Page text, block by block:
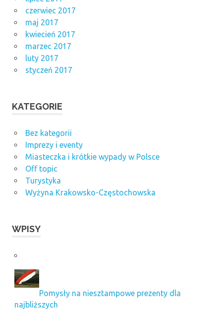
czerwiec 2017
maj 2017
kwiecień 2017
marzec 2017
luty 2017
styczeń 2017
KATEGORIE
Bez kategorii
Imprezy i eventy
Miasteczka i krótkie wypady w Polsce
Off topic
Turystyka
Wyżyna Krakowsko-Częstochowska
WPISY
Pomysły na niesztampowe prezenty dla
najbliższych